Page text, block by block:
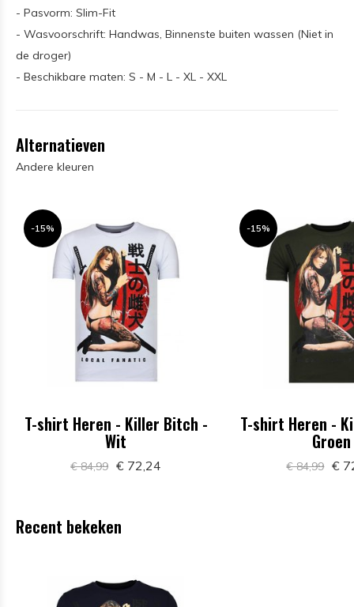
- Pasvorm: Slim-Fit
- Wasvoorschrift: Handwas, Binnenste buiten wassen (Niet in
de droger)
- Beschikbare maten: S - M - L - XL - XXL
Alternatieven
Andere kleuren
-15%
T-shirt Heren - Killer Bitch -
Wit
€ 84,99 € 72,24
-15%
T-shirt Heren -
Groen
€ 84,99 €
Recent bekeken